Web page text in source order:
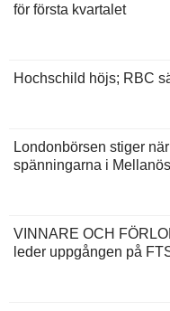
för första kvartalet
Hochschild höjs; RBC
Londonbörsen stiger
spänningarna i
VINNARE OCH
leder uppgången på